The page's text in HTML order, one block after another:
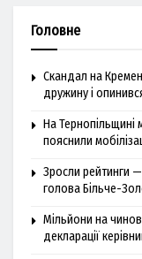
Головне
Скандал на
дружину і
На Тернопільщині
пояснили
Зросли рейтинги
голова Більче-
Мільйони на
декларації